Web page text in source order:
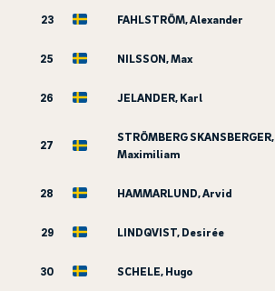
23 FAHLSTRÖM, Alexander
25 NILSSON, Max
26 JELANDER, Karl
27
STRÖMBERG SKANSBERGER,
Maximiliam
28 HAMMARLUND, Arvid
29 LINDQVIST, Desirée
30 SCHELE, Hugo